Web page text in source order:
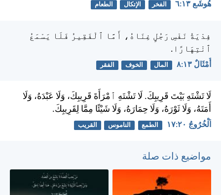
هُوشَع ١٣:‏٦ الفخر الإتكال الطعام
فِدْيَةُ نَفْسِ رَجُلٍ غِنَاهُ، أَمَّا ٱلْفَقِيرُ فَلَا يَسْمَعُ
ٱنْتِهَارًا.
أَمْثَالٌ ١٣:‏٨ المال الخوف الفقر
لَا تَشْتَهِ بَيْتَ قَرِيبِكَ. لَا تَشْتَهِ ٱمْرَأَةَ قَرِيبِكَ، وَلَا عَبْدَهُ، وَلَا
أَمَتَهُ، وَلَا ثَوْرَهُ، وَلَا حِمَارَهُ، وَلَا شَيْئًا مِمَّا لِقَرِيبِكَ.
اَلْخُرُوجُ ٢٠:‏١٧ الطمع الناموس القريب
مواضيع ذات صلة